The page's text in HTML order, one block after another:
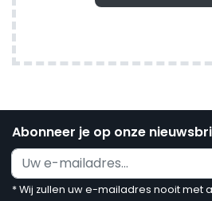
Abonneer je op onze
* Wij zullen uw e-mailadres nooit met